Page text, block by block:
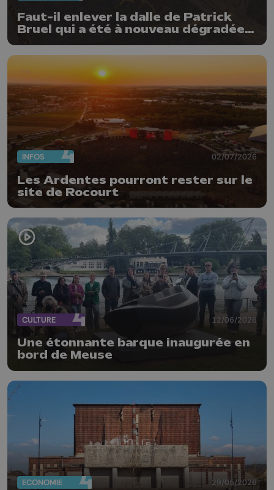
Faut-il enlever la dalle de Patrick
Bruel qui a été à nouveau dégradée ?
"Nos ouvriers sont en vacances"
INFOS 02/07/2026
Les Ardentes pourront rester sur le
site de Rocourt
CULTURE 12/06/2026
Une étonnante barque inaugurée en
bord de Meuse
ECONOMIE 29/05/2026